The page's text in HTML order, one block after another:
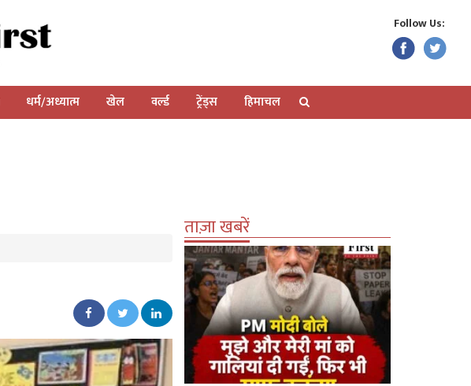
Follow Us:
धर्म/अध्यात्म खेल वर्ल्ड ट्रेंड्स हिमाचल
ताज़ा खबरें